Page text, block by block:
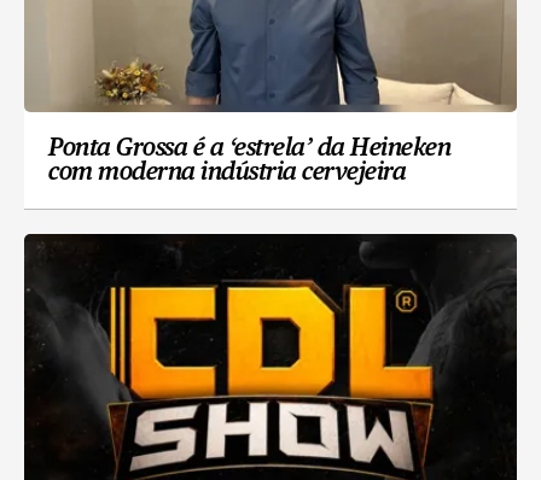
Ponta Grossa é a ‘estrela’ da Heineken
com moderna indústria cervejeira